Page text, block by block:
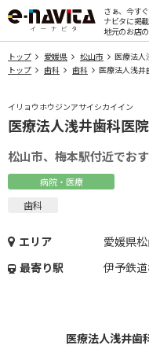
さぁ、今す
ナビタに掲
地元のお店
トップ 愛媛県 松山市
医療法人
トップ
歯科 歯科 医療法人浅井
イリョウホウジンアサイシカイイン
医療法人浅井歯科医院
松山市、梅本駅付近でお
病院・医療
歯科
エリア
愛媛県
最寄り駅
伊予鉄
医療法人浅井歯